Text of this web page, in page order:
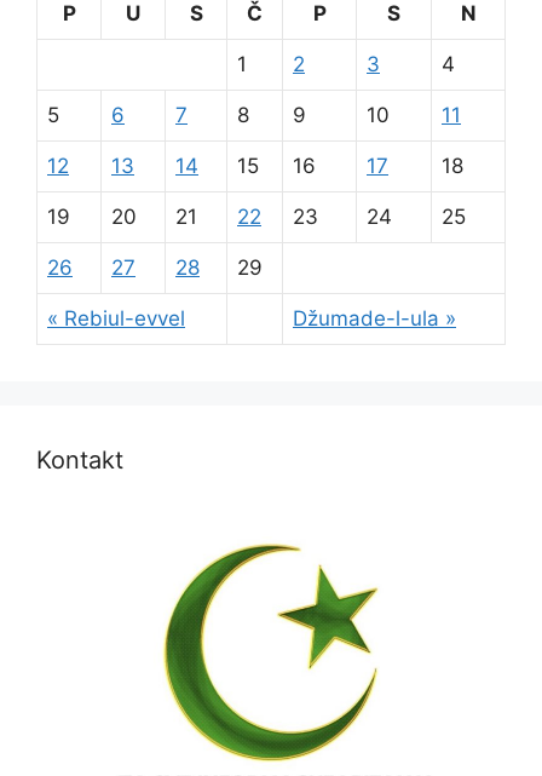
P
U S Č P S N
« Rebiul-evvel Džumade-l-ula »
1 2 3 4
5 6 7 8 9 10 11
12 13 14 15 16 17 18
19 20 21 22 23 24 25
26 27 28 29
Kontakt